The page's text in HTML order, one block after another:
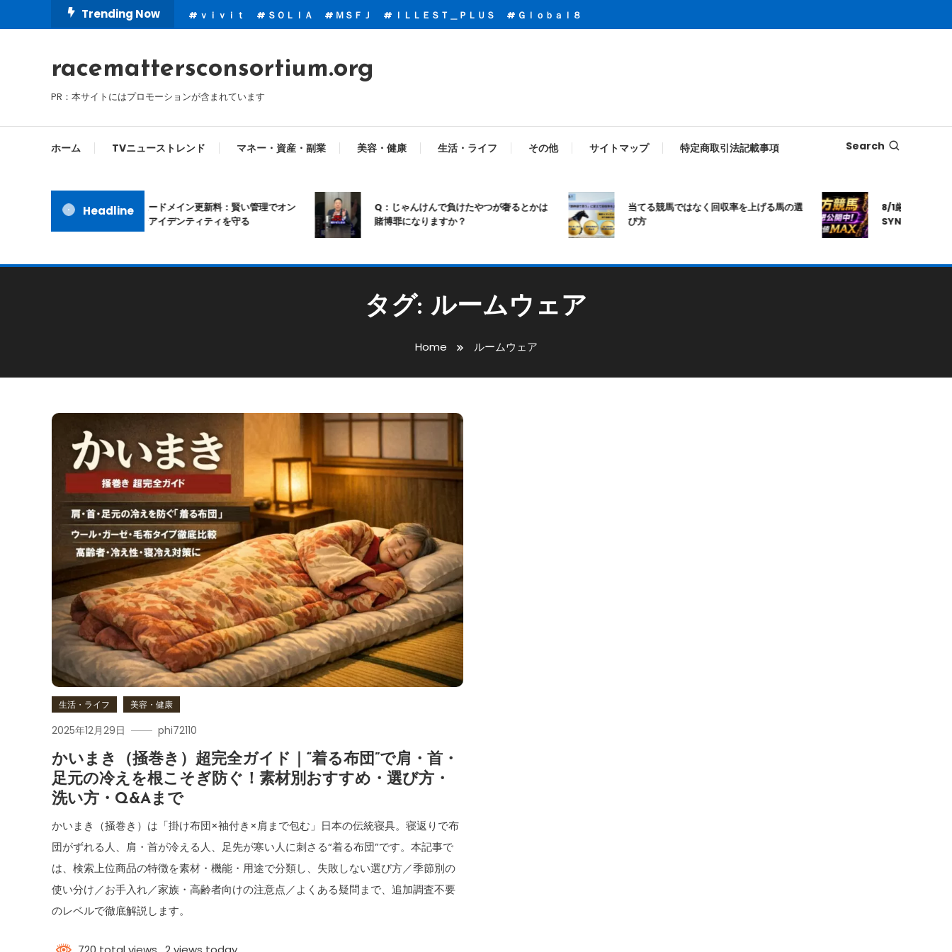
To
Trending Now ｖｉｖｉｔ ＳＯＬＩＡ ＭＳＦＪ ＩＬＬＥＳＴ＿ＰＬＵＳ Ｇｌｏｂａｌ８
racemattersconsortium.org
PR：本サイトにはプロモーションが含まれています
ホーム TVニューストレンド マネー・資産・副業 美容・健康 生活・ライフ その他 サイトマップ 特定商取引法記載事項 Search
Headlineムームードメイン更新料：賢い管理でオン
ラインアイデンティティを守る
Q：じゃんけんで負けたやつが奢るとかは
賭博罪になりますか？
当てる競馬ではなく回収率を上げる馬の選
び方
8/1厳選｜高知
SYNAPSE｜シナ
タグ: ルームウェア
Home ルームウェア
生活・ライフ 美容・健康
2025年12月29日 phi72110
かいまき（掻巻き）超完全ガイド｜“着る布団”で肩・首・
足元の冷えを根こそぎ防ぐ！素材別おすすめ・選び方・
洗い方・Q&Aまで
かいまき（掻巻き）は「掛け布団×袖付き×肩まで包む」日本の伝統寝具。寝返りで布
団がずれる人、肩・首が冷える人、足先が寒い人に刺さる“着る布団”です。本記事で
は、検索上位商品の特徴を素材・機能・用途で分類し、失敗しない選び方／季節別の
使い分け／お手入れ／家族・高齢者向けの注意点／よくある疑問まで、追加調査不要
のレベルで徹底解説します。